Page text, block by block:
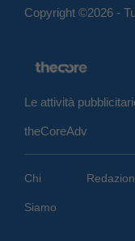
Copyright ©2026 -
Le attività
theCoreAdv
Chi
Siamo